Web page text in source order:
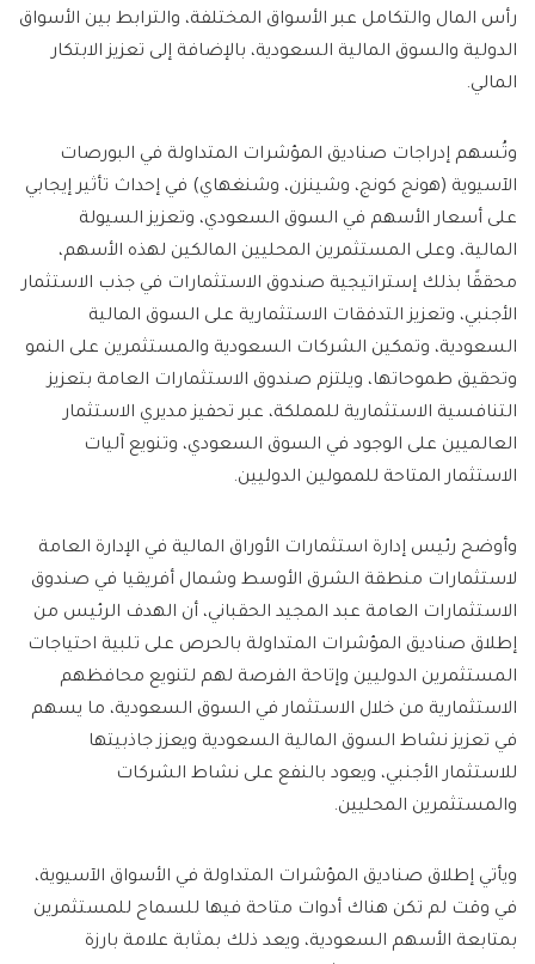
رأس المال والتكامل عبر الأسواق المختلفة، والترابط بين الأسواق
الدولية والسوق المالية السعودية، بالإضافة إلى تعزيز الابتكار
المالي.
وتُسهم إدراجات صناديق المؤشرات المتداولة في البورصات
الآسيوية (هونج كونج، وشينزن، وشنغهاي) في إحداث تأثير إيجابي
على أسعار الأسهم في السوق السعودي، وتعزيز السيولة
المالية، وعلى المستثمرين المحليين المالكين لهذه الأسهم،
محققًا بذلك إستراتيجية صندوق الاستثمارات في جذب الاستثمار
الأجنبي، وتعزيز التدفقات الاستثمارية على السوق المالية
السعودية، وتمكين الشركات السعودية والمستثمرين على النمو
وتحقيق طموحاتها، ويلتزم صندوق الاستثمارات العامة بتعزيز
التنافسية الاستثمارية للمملكة، عبر تحفيز مديري الاستثمار
العالميين على الوجود في السوق السعودي، وتنويع آليات
الاستثمار المتاحة للممولين الدوليين.
وأوضح رئيس إدارة استثمارات الأوراق المالية في الإدارة العامة
لاستثمارات منطقة الشرق الأوسط وشمال أفريقيا في صندوق
الاستثمارات العامة عبد المجيد الحقباني، أن الهدف الرئيس من
إطلاق صناديق المؤشرات المتداولة بالحرص على تلبية احتياجات
المستثمرين الدوليين وإتاحة الفرصة لهم لتنويع محافظهم
الاستثمارية من خلال الاستثمار في السوق السعودية، ما يسهم
في تعزيز نشاط السوق المالية السعودية ويعزز جاذبيتها
للاستثمار الأجنبي، ويعود بالنفع على نشاط الشركات
والمستثمرين المحليين.
ويأتي إطلاق صناديق المؤشرات المتداولة في الأسواق الآسيوية،
في وقت لم تكن هناك أدوات متاحة فيها للسماح للمستثمرين
بمتابعة الأسهم السعودية، ويعد ذلك بمثابة علامة بارزة